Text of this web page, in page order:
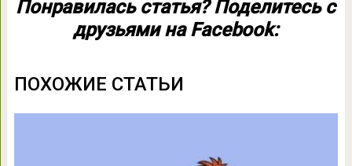
Понравилась статья? Поделитесь с
друзьями на Facebook:
ПОХОЖИЕ СТАТЬИ